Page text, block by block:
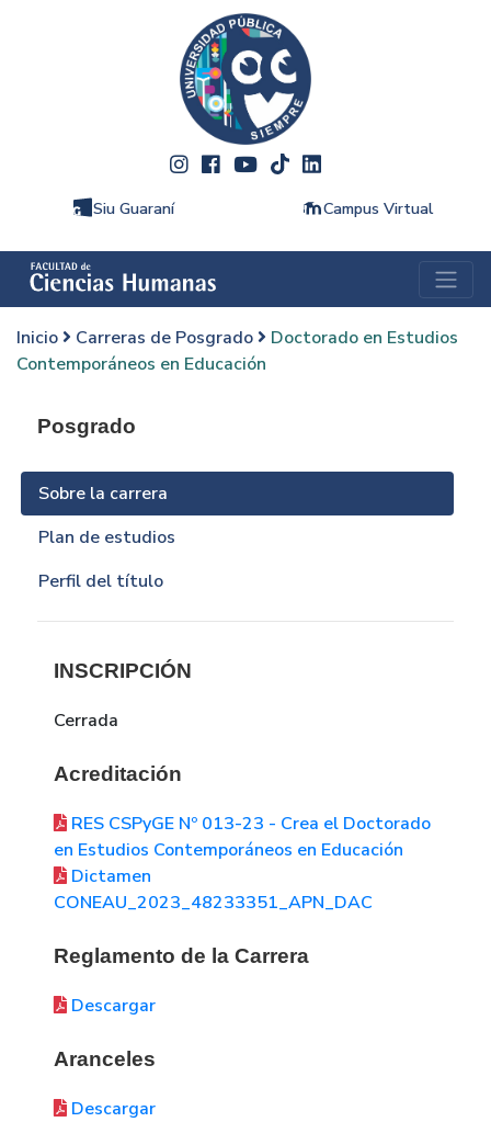
Siu Guaraní Campus Virtual
Inicio Carreras de Posgrado
Doctorado en Estudios
Contemporáneos en Educación
Posgrado
Sobre la carrera
Plan de estudios
Perfil del título
INSCRIPCIÓN
Cerrada
Acreditación
RES CSPyGE Nº 013-23 - Crea el Doctorado
en Estudios Contemporáneos en Educación
Dictamen
CONEAU_2023_48233351_APN_DAC
Reglamento de la Carrera
Descargar
Aranceles
Descargar